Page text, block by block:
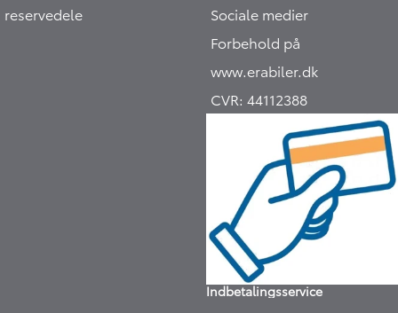
reservedele
Sociale medier
Forbehold på
www.erabiler.dk
CVR:44112388
Indbetalingsservice